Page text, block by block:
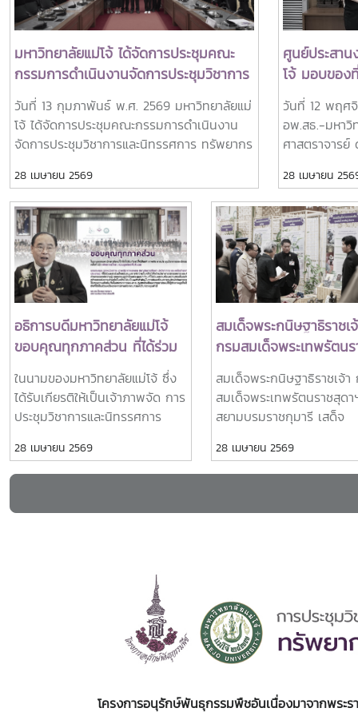
มหาวิทยาลัยแม่โจ้ ได้จัดการประชุมคณะ
กรรมการดำเนินงานจัดการประชุมวิชาการ
และนิทรรศการ ทรัพยากรไทย : หวนดู
ทรัพย์สิ่งสินตน ครั้งที่ 1/2569
วันที่ 13 กุมภาพันธ์ พ.ศ. 2569 มหาวิทยาลัยแม่
โจ้ ได้จัดการประชุมคณะกรรมการดำเนินงาน
จัดการประชุมวิชาการและนิทรรศการ ทรัพยากร
รองศาสตราจารย์ ดร.วีระพล ทองมา อธิการบดี
มหาวิทยาลัยแม่โจ้ เป็นประธานการประชุม
พร้อมด้วย รองอธิการบดี ผู้ช่วยอธิการบดี ผู้
อำนวยการกอง และบุคลากรที่เกี่ยวข้อง อีกทั้ง
ได้รับเกียรติจาก นายพรชัย จุฑามาศ รองผู้
อำนวยการ อพ.สธ. และ ดร.ปิยรัษฎ์ ปริญญา
พงษ์ เจริญทรัพย์ ผู้ช่วยผู้อำนวยการ อพ.สธ. /
เลขานุการคณะกรรมการโครงการอนุรักษ์พันธุ
กรรมพืชฯ อพ.สธ.เข้าร่วมประชุมในครั้งนี้ด้วย
ทั้งนี้ ผู้ช่วยศาสตราจารย์ ดร.ทิพย์สุดา ตั้ง
ตระกูล ผู้อำนวยการศูนย์ประสานงาน อพ.สธ.-
มหาวิทยาลัยแม่โจ้ กรรมการและผู้ช่วยเลขานุการ
คณะกรรมการดำเนินงานฯ ได้รายงานสรุปงาน
ดำเนินงานฯ 18 ฝ่าย ให้ที่ประชุมได้ทราบใน
ประเด็น ต่าง ๆทั้งนี้ มีผู้เข้าร่วมการประชุมรวม
30 ท่าน และผ่านระบบออนไลน์ด้วยโปรแกรม
28 เมษายน 2569
ศูนย์ประสา
โจ้ มอบของ
นิทรรศการ
ดูทรัพย์สิ่งสิ
คณะทำงาน
วันที่ 12 พฤศ
อพ.สธ.-มหาวิ
ศาสตราจาร
และผู้ช่วยศาส
รองผู้อำนวย
มหาวิทยาลัยแ
ประชุมวิชากา
ทรัพยากรไท
ขอบคุณ สำหรั
แม่โจ้ ที่ร่วมแร
และผ่านไปไ
แม่โจ้ จังหวัดเ
28 เมษายน
อธิการบดีมหาวิทยาลัยแม่โจ้
ขอบคุณทุกภาคส่วน ที่ได้ร่วม
กันทำให้งาน “ทรัพยากรไทย :
หวนดูทรัพย์สิ่งสินตน” ครั้งที่
12 สำเร็จลุล่วงไปด้วยดี
ในนามของมหาวิทยาลัยแม่โจ้ ซึ่ง
ได้รับเกียรติให้เป็นเจ้าภาพจัด การ
ประชุมวิชาการและนิทรรศการ
ทรัพย์สิ่งสินตน”นับเป็นพระ
มหากรุณาธิคุณยิ่งที่ สมเด็จพระ
เทพรัตนราชสุดาฯ สยามบรมราช
ทรงเป็นแรงบันดาลใจอันยิ่งใหญ่
ประโยชน์จากทรัพยากรไทยอย่าง
รู้คุณค่าขอขอบคุณ ทุกหน่วยงาน
ภาครัฐ ภาคเอกชน สถาบันการ
ศึกษา นักวิชาการ และเครือข่าย
สนับสนุนการจัดงานในครั้งนี้ ทั้ง
28 เมษายน 2569
สมเด็จพระกนิษฐาธิราชเ
กรมสมเด็จพระเทพรัตน
ดาฯ สยามบรมราชกุมา
พระราชดำเนิน เป็นองค์
ประธานเปิดการประชุมวิ
และนิทรรศการ ครั้งที่ 12
“ทรัพยากรไทย : หวนดู
สิ่งสินตน”
สมเด็จพระกนิษฐาธิราชเจ้า
สมเด็จพระเทพรัตนราชสุดา
สยามบรมราชกุมารี เสด็จ
เปิดการประชุมวิชาการและ
นิทรรศการ ครั้งที่ 12 “ทรั
มหาวิทยาลัยแม่โจ้ จังหวัด
สยามบรมราชกุมารี เสด็จ
พระราชดำเนิน เป็นองค์ปร
เปิดการประชุมวิชาการและ
นิทรรศการ ครั้งที่ 12 “ทรั
ศูนย์กีฬาเฉลิมพระเกียรติ
28 เมษายน 2569
โครงการอนุรักษ์พันธุกรรมพืชอันเนื่องมาจากพระ